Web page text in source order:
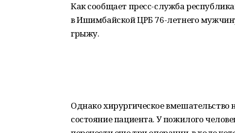
Как сообщает пресс-служба
в Ишимбайской ЦРБ 76-летнего
грыжу.
Однако хирургическое вмешательство
состояние пациента. У пожилого